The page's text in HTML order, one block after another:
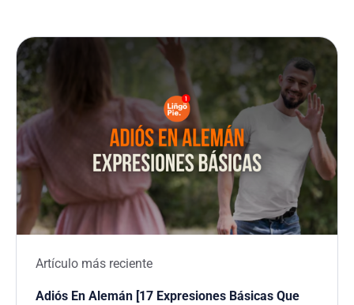
Artículo más reciente
Adiós En Alemán [17 Expresiones Básicas Que